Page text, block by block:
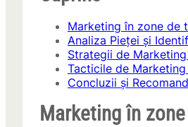
Marketing în zone de
Analiza Pieței și
Strategii de
Tacticile de
Concluzii și
Marketing în